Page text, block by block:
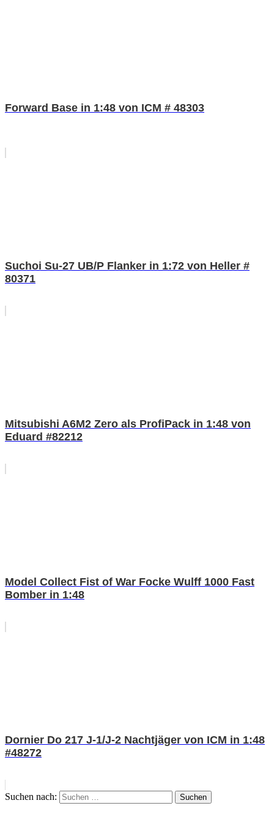
Forward Base in 1:48 von ICM # 48303
Suchoi Su-27 UB/P Flanker in 1:72 von Heller #
80371
Mitsubishi A6M2 Zero als ProfiPack in 1:48 von
Eduard #82212
Model Collect Fist of War Focke Wulff 1000 Fast
Bomber in 1:48
Dornier Do 217 J-1/J-2 Nachtjäger von ICM in 1:48
#48272
Suchen nach: Suchen